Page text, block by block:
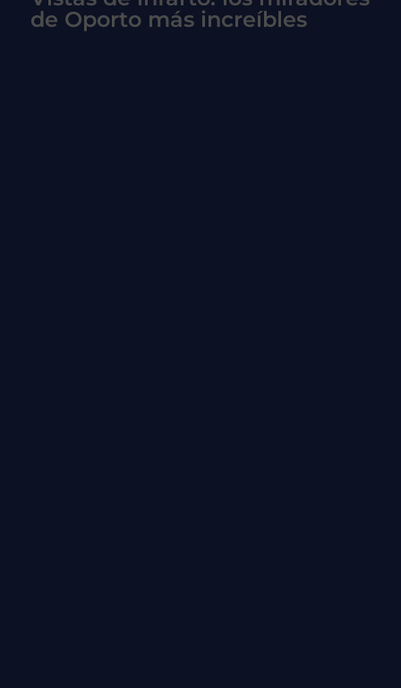
de Oporto más increíbles